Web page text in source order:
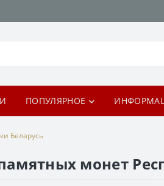
ПОПУЛЯРНОЕ
Беларусь
монет